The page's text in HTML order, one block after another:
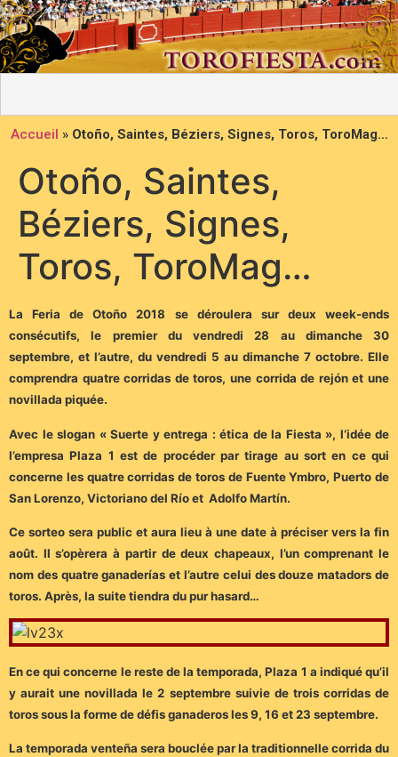
Accueil » Otoño, Saintes, Béziers, Signes, Toros, ToroMag…
Otoño, Saintes,
Béziers, Signes,
Toros, ToroMag…
La Feria de Otoño 2018 se déroulera sur deux week-ends
consécutifs, le premier du vendredi 28 au dimanche 30
septembre, et l’autre, du vendredi 5 au dimanche 7 octobre. Elle
comprendra quatre corridas de toros, une corrida de rejón et une
novillada piquée.
Avec le slogan « Suerte y entrega : ética de la Fiesta », l’idée de
l’empresa Plaza 1 est de procéder par tirage au sort en ce qui
concerne les quatre corridas de toros de Fuente Ymbro, Puerto de
San Lorenzo, Victoriano del Río et Adolfo Martín.
Ce sorteo sera public et aura lieu à une date à préciser vers la fin
août. Il s’opèrera à partir de deux chapeaux, l’un comprenant le
nom des quatre ganaderías et l’autre celui des douze matadors de
toros. Après, la suite tiendra du pur hasard…
En ce qui concerne le reste de la temporada, Plaza 1 a indiqué qu’il
y aurait une novillada le 2 septembre suivie de trois corridas de
toros sous la forme de défis ganaderos les 9, 16 et 23 septembre.
La temporada venteña sera bouclée par la traditionnelle corrida du